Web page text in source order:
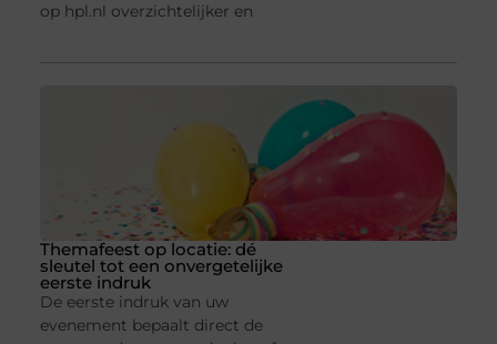
op hpl.nl overzichtelijker en
Themafeest op locatie: dé
sleutel tot een onvergetelijke
eerste indruk
De eerste indruk van uw
evenement bepaalt direct de